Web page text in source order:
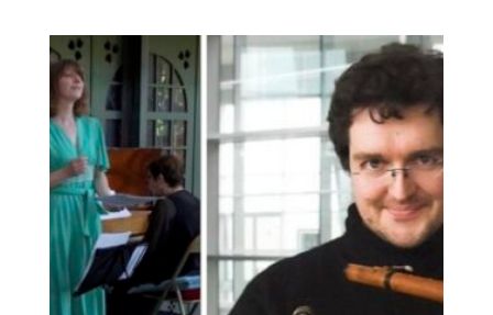
15,00 €
à
31,50 €